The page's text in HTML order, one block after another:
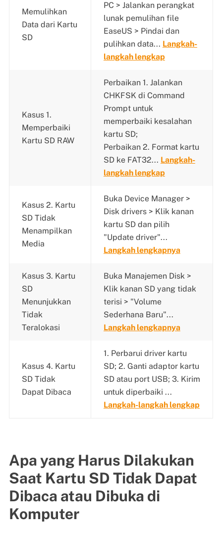
Memulihkan
Data dari Kartu
SD
PC > Jalankan perangkat
lunak pemulihan file
EaseUS > Pindai dan
pulihkan data... Langkah-
langkah lengkap
Kasus 1.
Memperbaiki
Kartu SD RAW
Perbaikan 1. Jalankan
CHKFSK di Command
Prompt untuk
memperbaiki kesalahan
kartu SD;
Perbaikan 2. Format kartu
SD ke FAT32... Langkah-
langkah lengkap
Kasus 2. Kartu
SD Tidak
Menampilkan
Media
Buka Device Manager >
Disk drivers > Klik kanan
kartu SD dan pilih
"Update driver"...
Langkah lengkapnya
Kasus 3. Kartu
SD
Menunjukkan
Tidak
Teralokasi
Buka Manajemen Disk >
Klik kanan SD yang tidak
terisi > "Volume
Sederhana Baru"...
Langkah lengkapnya
Kasus 4. Kartu
SD Tidak
Dapat Dibaca
1. Perbarui driver kartu
SD; 2. Ganti adaptor kartu
SD atau port USB; 3. Kirim
untuk diperbaiki ...
Langkah-langkah lengkap
Apa yang Harus Dilakukan
Saat Kartu SD Tidak Dapat
Dibaca atau Dibuka di
Komputer